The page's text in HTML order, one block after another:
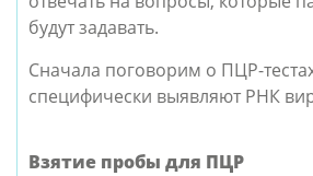
будут задавать.
Сначала поговорим о ПЦР-
специфически выявляют РНК
Взятие пробы для ПЦР